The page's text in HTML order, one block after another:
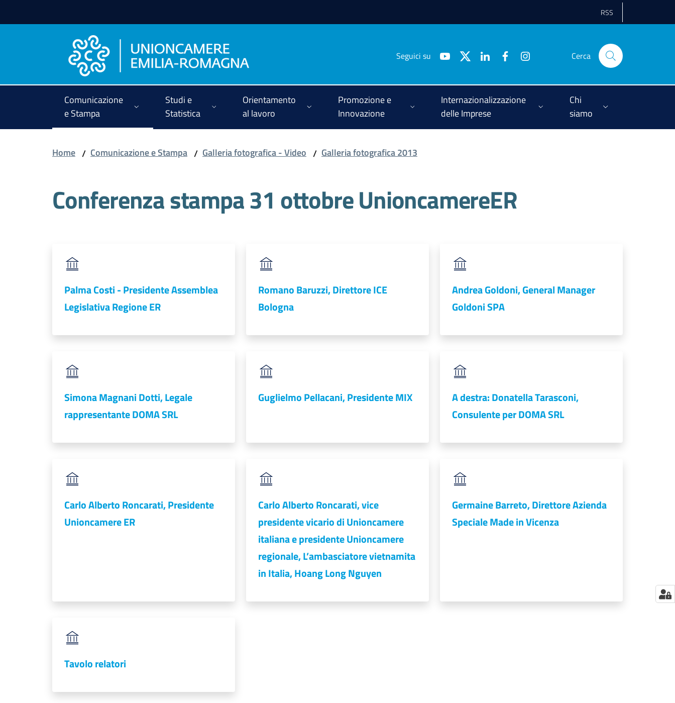
RSS
Seguici su Cerca
Comunicazione
e Stampa
Studi e
Statistica
Orientamento
al lavoro
Promozione e
Innovazione
Internazionalizzazione
delle Imprese
Chi
siamo
Home / Comunicazione e Stampa / Galleria fotografica - Video / Galleria fotografica 2013
Conferenza stampa 31 ottobre UnioncamereER
Palma Costi - Presidente Assemblea
Legislativa Regione ER
Romano Baruzzi, Direttore ICE
Bologna
Andrea Goldoni, General Manager
Goldoni SPA
Simona Magnani Dotti, Legale
rappresentante DOMA SRL
Guglielmo Pellacani, Presidente MIX
A destra: Donatella Tarasconi,
Consulente per DOMA SRL
Carlo Alberto Roncarati, Presidente
Unioncamere ER
Carlo Alberto Roncarati, vice
presidente vicario di Unioncamere
italiana e presidente Unioncamere
regionale, L’ambasciatore vietnamita
in Italia, Hoang Long Nguyen
Germaine Barreto, Direttore Azienda
Speciale Made in Vicenza
Tavolo relatori